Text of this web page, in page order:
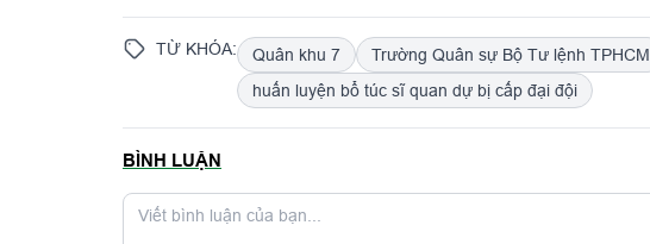
TỪ KHÓA: Quân khu 7
Trường Quân sự Bộ Tư lệnh TPHCM
huấn luyện bổ túc sĩ quan dự bị cấp đại đội
BÌNH LUẬN